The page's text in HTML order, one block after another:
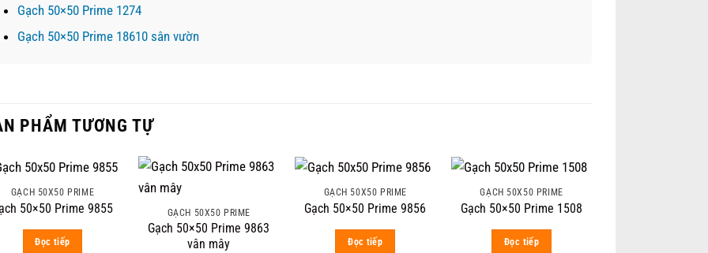
Gạch 50×50 Prime 1274
Gạch 50×50 Prime 18610 sân vườn
PHẨM TƯƠNG TỰ
GẠCH 50X50 PRIME
50×50 Prime 9855
Đọc tiếp
GẠCH 50X50 PRIME
Gạch 50×50 Prime 9863
vân mây
GẠCH 50X50 PRIME
Gạch 50×50 Prime 9856
Đọc tiếp
GẠCH 50X50 PRIME
Gạch 50×50 Prime 1508
Đọc tiếp